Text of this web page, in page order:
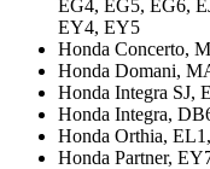
EG4, EG5, EG6,
EY4, EY5
Honda Concerto,
Honda Domani,
Honda Integra SJ,
Honda Integra,
Honda Orthia,
Honda Partner,